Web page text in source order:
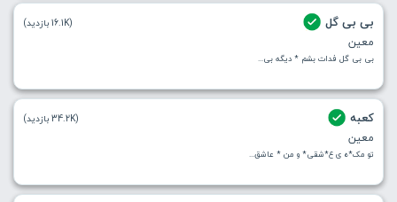
بی بی گل
معین
بی بی گل فدات بشم * دیگه بی...
(16.1K بازدید)
کعبه
معین
تو مک*ه ی ع*شقی* و من * عاشق...
(34.2K بازدید)